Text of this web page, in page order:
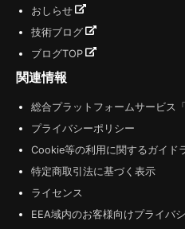
おしらせ
技術ブログ
ブログTOP
関連情報
総合プラットフォームサービス
プライバシーポリシー
Cookie等の利用に関するガイド
特定商取引法に基づく表示
ライセンス
EEA域内のお客様向けプライバ